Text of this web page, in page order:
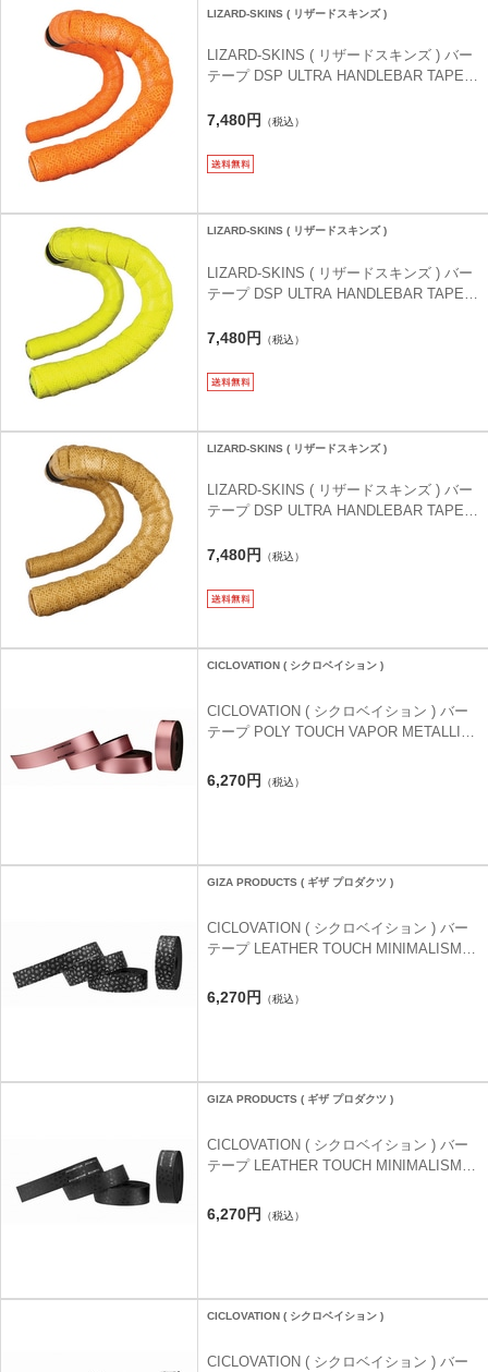
LIZARD-SKINS ( リザードスキンズ )
LIZARD-SKINS ( リザードスキンズ ) バー
テープ DSP ULTRA HANDLEBAR TAPE (
ジェリンオレンジ 2.7MM
7,480円 （税込）
LIZARD-SKINS ( リザードスキンズ )
LIZARD-SKINS ( リザードスキンズ ) バー
テープ DSP ULTRA HANDLEBAR TAPE (
ンイエロー 2.7MM
7,480円 （税込）
LIZARD-SKINS ( リザードスキンズ )
LIZARD-SKINS ( リザードスキンズ ) バー
テープ DSP ULTRA HANDLEBAR TAPE (
スゴールド 2.7MM
7,480円 （税込）
CICLOVATION ( シクロベイション )
CICLOVATION ( シクロベイション ) バー
テープ POLY TOUCH VAPOR METALLIC (
ーズゴールド
6,270円 （税込）
GIZA PRODUCTS ( ギザ プロダクツ )
CICLOVATION ( シクロベイション ) バー
テープ LEATHER TOUCH MINIMALISM (
フラッシュシルバー
6,270円 （税込）
GIZA PRODUCTS ( ギザ プロダクツ )
CICLOVATION ( シクロベイション ) バー
テープ LEATHER TOUCH MINIMALISM (
ジェットブラック
6,270円 （税込）
CICLOVATION ( シクロベイション )
CICLOVATION ( シクロベイション ) バー